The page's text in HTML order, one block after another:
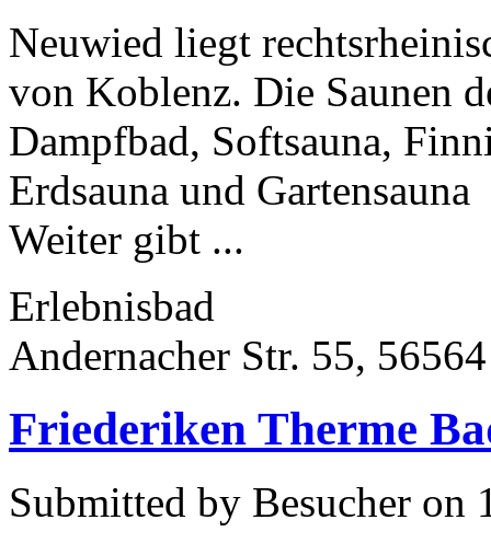
Neuwied liegt
von Koblenz. Die Saunen
Dampfbad, Softsauna,
Erdsauna und Gartensauna
Weiter gibt ...
Erlebnisbad
Andernacher Str. 55,
Friederiken Therme
Submitted by Besucher on